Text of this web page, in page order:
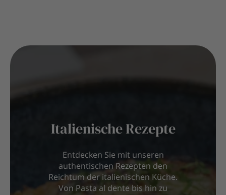
Italienische Rezepte
Entdecken Sie mit unseren
authentischen Rezepten den
Reichtum der italienischen Küche.
Von Pasta al dente bis hin zu